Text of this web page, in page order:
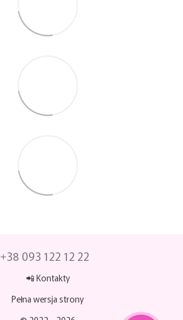
+38 093 122 12 22
📲 Kontakty
Pełna wersja strony